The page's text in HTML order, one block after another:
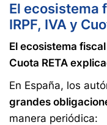
El ecosistema
IRPF, IVA y
El ecosistema
Cuota RETA
En España, los
grandes
manera periódica: